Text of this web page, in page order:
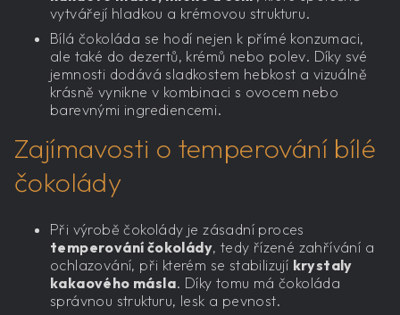
vytvářejí hladkou a krémovou strukturu.
Bílá čokoláda se hodí nejen k přímé konzumaci,
ale také do dezertů, krémů nebo polev. Díky své
jemnosti dodává sladkostem hebkost a vizuálně
krásně vynikne v kombinaci s ovocem nebo
barevnými ingrediencemi.
Zajímavosti o temperování bílé
čokolády
Při výrobě čokolády je zásadní proces
temperování čokolády, tedy řízené zahřívání a
ochlazování, při kterém se stabilizují krystaly
kakaového másla. Díky tomu má čokoláda
správnou strukturu, lesk a pevnost.